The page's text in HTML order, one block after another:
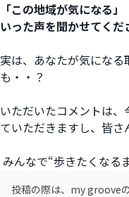
「この地域が気になる
いった声を聞かせてくだ
実は、あなたが気にな
も・・？
いただいたコメントは
ていただきますし、皆さ
みんなで“歩きたくなる
投稿の際は、my grooveの